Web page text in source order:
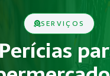
SERVIÇOS
Perícias